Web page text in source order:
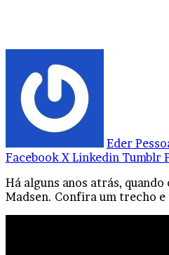
Eder
Facebook X Linkedin Tumblr
Há alguns anos atrás,
Madsen. Confira um trecho